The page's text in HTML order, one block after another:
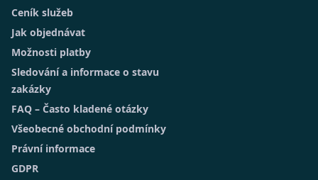
Ceník služeb
Jak objednávat
Možnosti platby
Sledování a informace o stavu
zakázky
FAQ – Často kladené otázky
Všeobecné obchodní podmínky
Právní informace
GDPR